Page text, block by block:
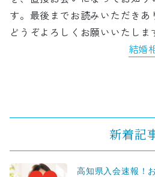
す。最後までお読みいただきあ
どうぞよろしくお願いいたしま
結婚
新着記
高知県入会速報！